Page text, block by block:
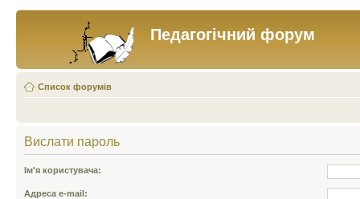
Педагогічний форум
Список форумів
Вислати пароль
Ім'я користувача:
Адреса e-mail: